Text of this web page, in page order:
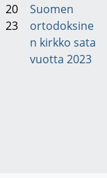
20
23
Suomen
ortodoksine
n kirkko sata
vuotta 2023